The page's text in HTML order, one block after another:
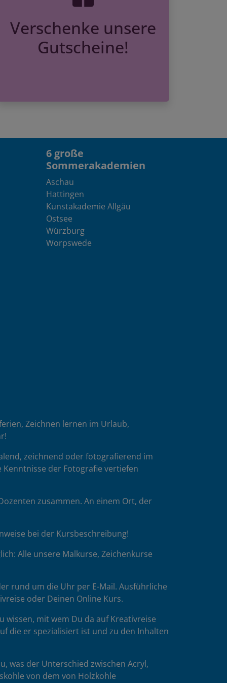
Verschenke unsere
Gutscheine!
6 große
Sommerakademien
Aschau
Hattingen
Kunstakademie Allgäu
Ostsee
Würzburg
Worpswede
Zeichnen lernen im Urlaub,
zeichnend oder fotografierend im
der Fotografie vertiefen
zusammen. An einem Ort, der
bei der Kursbeschreibung!
Alle unsere Malkurse, Zeichenkurse
rund um die Uhr per E-Mail. Ausführliche
oder Deinen Online Kurs.
wissen, mit wem Du da auf Kreativreise
die er spezialisiert ist und zu den Inhalten
was der Unterschied zwischen Acryl,
von dem von Holzkohle